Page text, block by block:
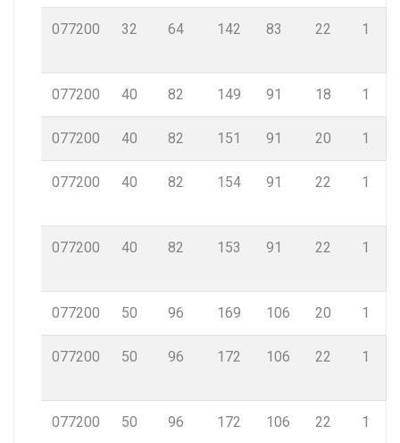
077200 32 64 142 83 22 1
077200 40 82 149 91 18 1
077200 40 82 151 91 20 1
077200 40 82 154 91 22 1
077200 40 82 153 91 22 1
077200 50 96 169 106 20 1
077200 50 96 172 106 22 1
077200 50 96 172 106 22 1